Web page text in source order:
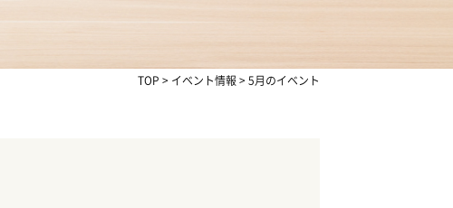
TOP > イベント情報 > 5月のイベント